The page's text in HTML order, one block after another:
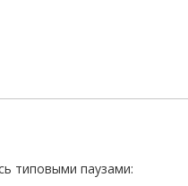
типовыми паузами: